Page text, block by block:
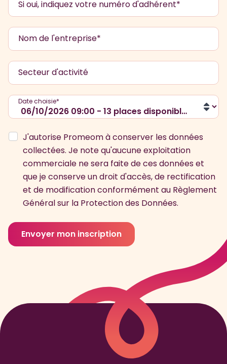
Si oui, indiquez votre numéro d'adhérent*
Nom de l'entreprise*
Secteur d'activité
Date choisie*
J'autorise Promeom à conserver les données
collectées. Je note qu'aucune exploitation
commerciale ne sera faite de ces données et
que je conserve un droit d'accès, de rectification
et de modification conformément au Règlement
Général sur la Protection des Données.
Envoyer mon inscription